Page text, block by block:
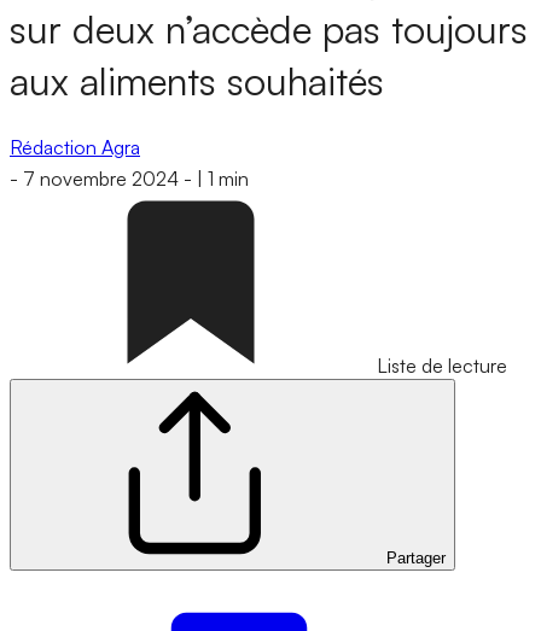
sur deux n’accède pas toujours
aux aliments souhaités
Rédaction Agra
- 7 novembre 2024 - 1 min
Liste de lecture
Partager